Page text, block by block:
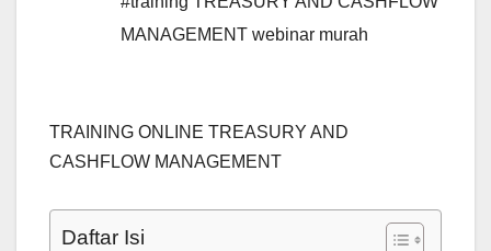
MANAGEMENT webinar murah
TRAINING ONLINE TREASURY AND
CASHFLOW MANAGEMENT
Daftar Isi